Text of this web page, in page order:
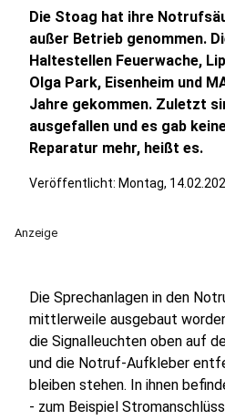
Die Stoag hat ihre
außer Betrieb genommen.
Haltestellen Feuerwache,
Olga Park, Eisenheim und
Jahre gekommen. Zuletzt
ausgefallen und es gab
Reparatur mehr, heißt es.
Veröffentlicht: Montag,
Anzeige
Die Sprechanlagen in den
mittlerweile ausgebaut
die Signalleuchten oben auf
und die Notruf-Aufkleber
bleiben stehen. In ihnen
- zum Beispiel